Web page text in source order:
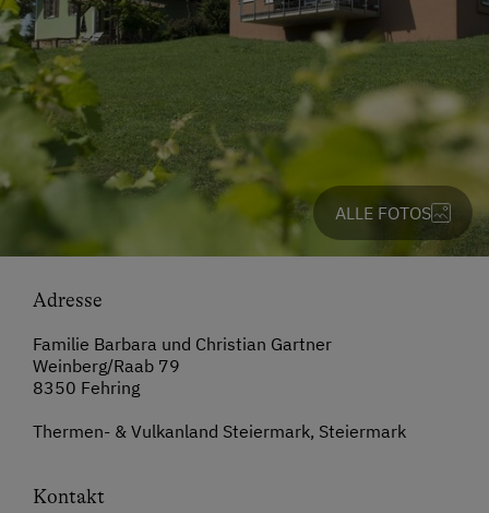
ALLE FOTOS
Adresse
Familie Barbara und Christian Gartner
Weinberg/Raab 79
8350 Fehring
Thermen- & Vulkanland Steiermark, Steiermark
Kontakt